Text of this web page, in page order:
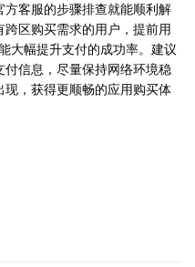
客服的步骤排查就能顺利解
区购买需求的用户，提前用
大幅提升支付的成功率。建议
信息，尽量保持网络环境稳
，获得更顺畅的应用购买体